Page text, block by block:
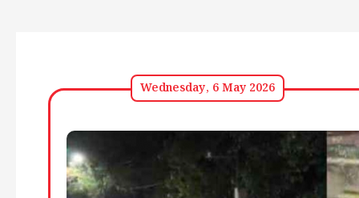
Wednesday, 6 May 2026